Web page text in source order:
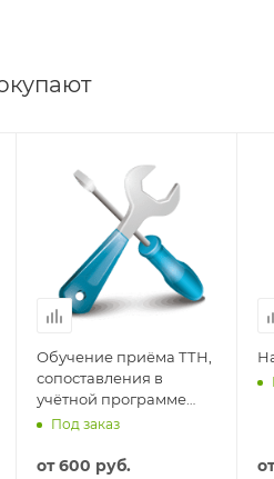
Обучение приёма ТТН,
сопоставления в
учётной программе
клиента
Под заказ
от600 руб.